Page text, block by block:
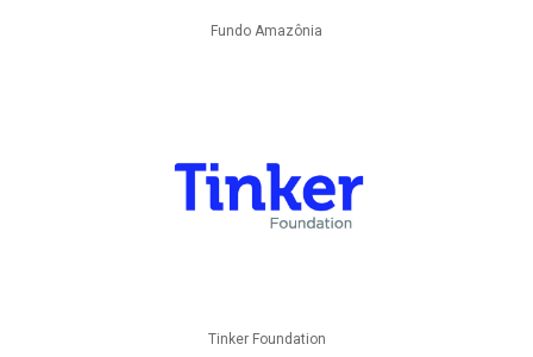
Fundo Amazônia
Tinker Foundation